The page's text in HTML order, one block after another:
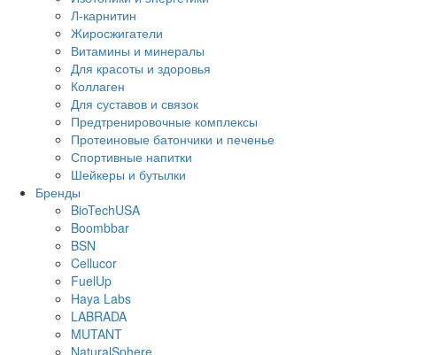
Л-карнитин
Жиросжигатели
Витамины и минералы
Для красоты и здоровья
Коллаген
Для суставов и связок
Предтренировочные комплексы
Протеиновые батончики и печенье
Спортивные напитки
Шейкеры и бутылки
Бренды
BioTechUSA
Boombbar
BSN
Cellucor
FuelUp
Haya Labs
LABRADA
MUTANT
NaturalSphere